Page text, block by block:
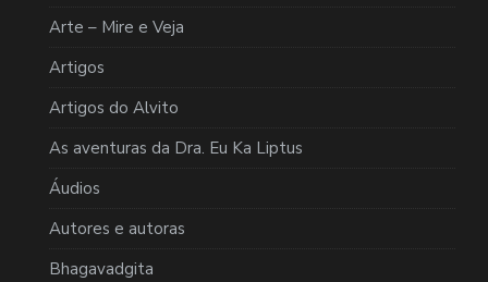
Arte – Mire e Veja
Artigos
Artigos do Alvito
As aventuras da Dra. Eu Ka Liptus
Áudios
Autores e autoras
Bhagavadgita